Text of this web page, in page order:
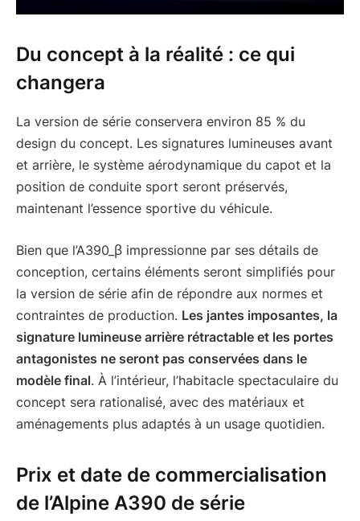
Du concept à la réalité : ce qui
changera
La version de série conservera environ 85 % du
design du concept. Les signatures lumineuses avant
et arrière, le système aérodynamique du capot et la
position de conduite sport seront préservés,
maintenant l’essence sportive du véhicule.
Bien que l’A390_β impressionne par ses détails de
conception, certains éléments seront simplifiés pour
la version de série afin de répondre aux normes et
contraintes de production. Les jantes imposantes, la
signature lumineuse arrière rétractable et les portes
antagonistes ne seront pas conservées dans le
modèle final. À l’intérieur, l’habitacle spectaculaire du
concept sera rationalisé, avec des matériaux et
aménagements plus adaptés à un usage quotidien.
Prix et date de commercialisation
de l’Alpine A390 de série